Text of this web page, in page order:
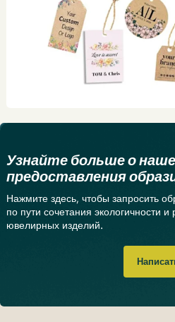
Узнайте больше о
предоставления
Нажмите здесь, чтобы запросить
по пути сочетания экологичности и
ювелирных изделий.